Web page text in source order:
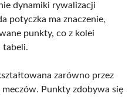
dynamiki rywalizacji
potyczka ma znaczenie,
punkty, co z kolei
tabeli.
zarówno przez
Punkty zdobywa się